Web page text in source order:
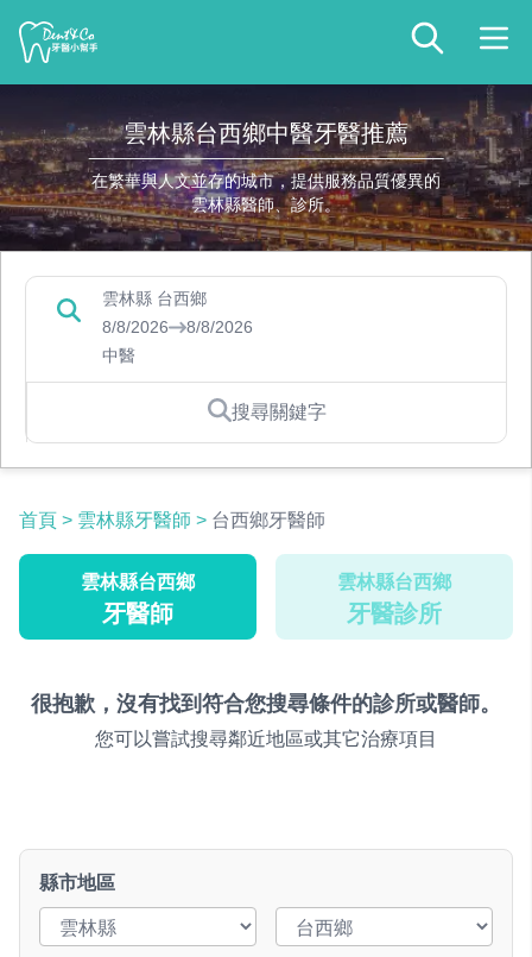
雲林縣台西鄉中醫牙醫推薦
在繁華與人文並存的城市，提供服務品質優異的
雲林縣醫師、診所。
雲林縣 台西鄉
8/8/2026
8/8/2026
中醫
搜尋關鍵字
首頁 > 雲林縣牙醫師 > 台西鄉牙醫師
雲林縣台西鄉
牙醫師
雲林縣台西鄉
牙醫診所
很抱歉，沒有找到符合您搜尋條件的診所或醫師。
您可以嘗試搜尋鄰近地區或其它治療項目
縣市地區